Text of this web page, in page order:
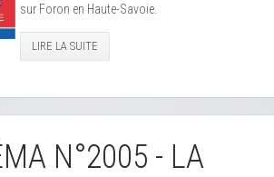
sur Foron en Haute-Savoie.
LIRE LA SUITE
N°2005 - LA